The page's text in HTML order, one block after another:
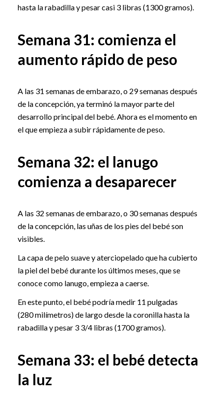
hasta la rabadilla y pesar casi 3 libras (1300 gramos).
Semana 31: comienza el
aumento rápido de peso
A las 31 semanas de embarazo, o 29 semanas después
de la concepción, ya terminó la mayor parte del
desarrollo principal del bebé. Ahora es el momento en
el que empieza a subir rápidamente de peso.
Semana 32: el lanugo
comienza a desaparecer
A las 32 semanas de embarazo, o 30 semanas después
de la concepción, las uñas de los pies del bebé son
visibles.
La capa de pelo suave y aterciopelado que ha cubierto
la piel del bebé durante los últimos meses, que se
conoce como lanugo, empieza a caerse.
En este punto, el bebé podría medir 11 pulgadas
(280 milímetros) de largo desde la coronilla hasta la
rabadilla y pesar 3 3/4 libras (1700 gramos).
Semana 33: el bebé detecta
la luz